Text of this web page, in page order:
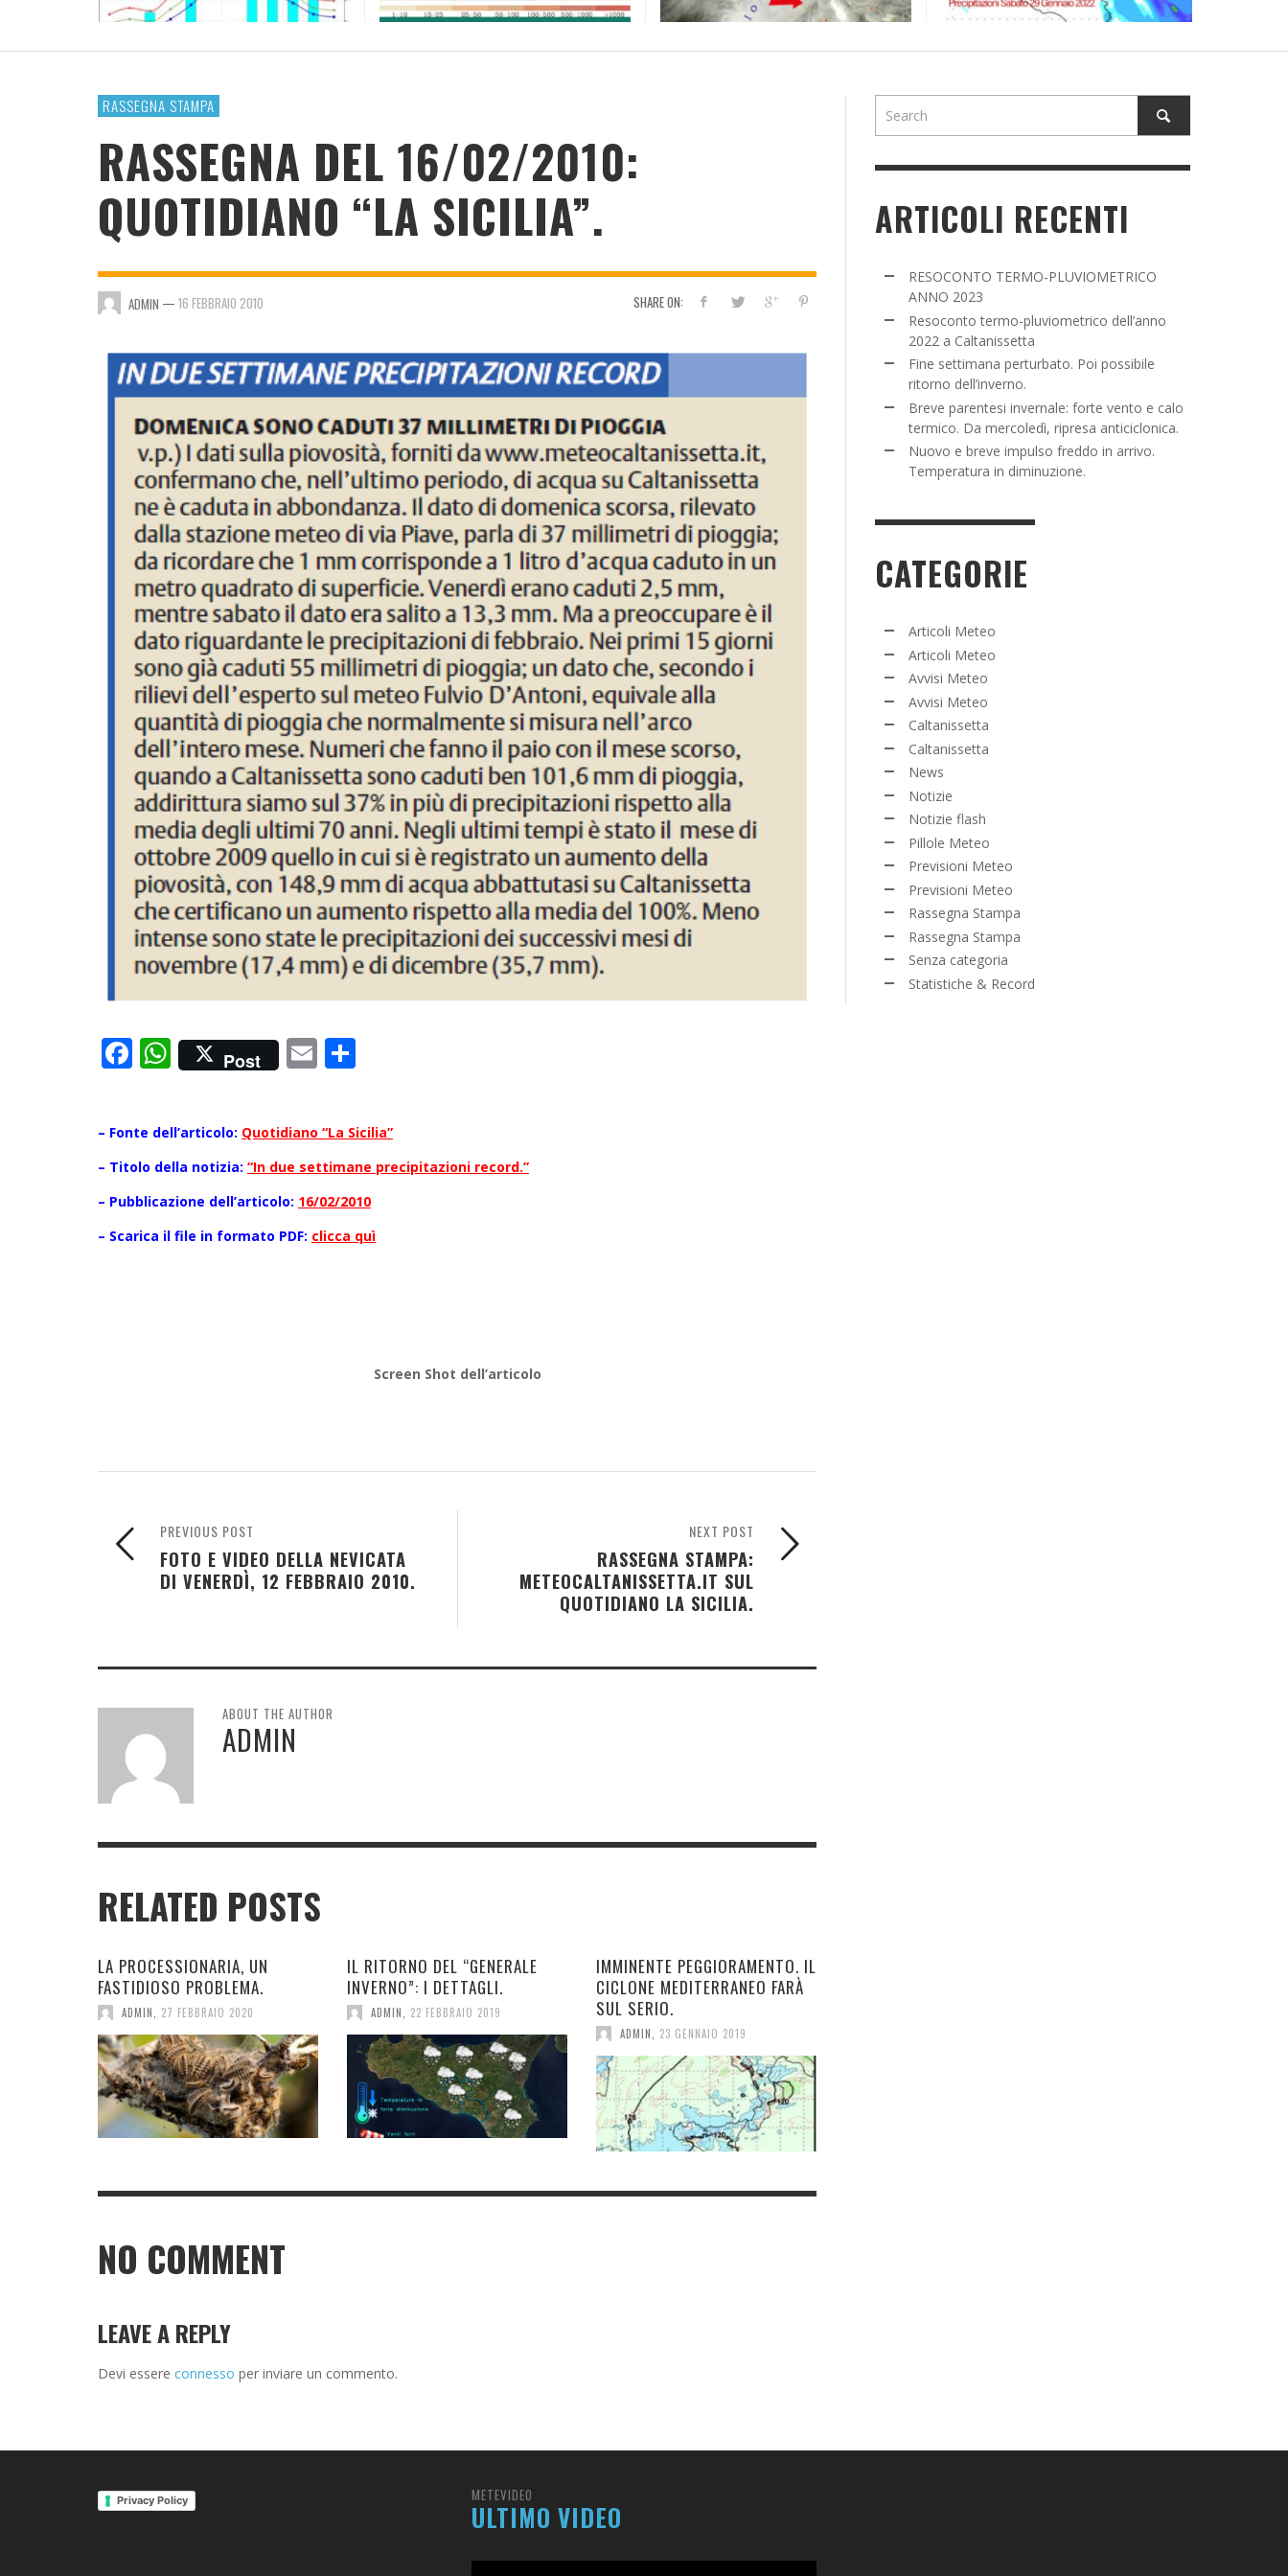
2023
DELL’ANNO 2022 A CALTANISSETTA
RITORNO DELL’INVERNO.
RASSEGNA STAMPA
RASSEGNA DEL 16/02/2010:
QUOTIDIANO “LA SICILIA”.
SHARE ON:
ADMIN — 16 FEBBRAIO 2010
Facebook
WhatsApp
Post Email
– Fonte dell’articolo: Quotidiano “La Sicilia”
– Titolo della notizia: “In due settimane precipitazioni record.”
– Pubblicazione dell’articolo: 16/02/2010
– Scarica il file in formato PDF: clicca quì
Screen Shot dell’articolo
NEXT POST
RASSEGNA STAMPA:
METEOCALTANISSETTA.IT SUL
QUOTIDIANO LA SICILIA.
PREVIOUS POST
FOTO E VIDEO DELLA NEVICATA
DI VENERDÌ, 12 FEBBRAIO 2010.
ABOUT THE AUTHOR
ADMIN
RELATED POSTS
LA PROCESSIONARIA, UN
FASTIDIOSO PROBLEMA.
ADMIN 27 FEBBRAIO 2020
IL RITORNO DEL “GENERALE
INVERNO”: I DETTAGLI.
ADMIN 22 FEBBRAIO 2019
IMMINENTE PEGGIORAMENTO. IL
CICLONE MEDITERRANEO FARÀ
SUL SERIO.
ADMIN 23 GENNAIO 2019
NO COMMENT
LEAVE A REPLY
Devi essere connesso per inviare un commento.
ARTICOLI RECENTI
RESOCONTO TERMO-PLUVIOMETRICO
ANNO 2023
Resoconto termo-pluviometrico dell’anno
2022 a Caltanissetta
Fine settimana perturbato. Poi possibile
ritorno dell’inverno.
Breve parentesi invernale: forte vento e calo
termico. Da mercoledì, ripresa anticiclonica.
Nuovo e breve impulso freddo in arrivo.
Temperatura in diminuzione.
CATEGORIE
Articoli Meteo
Articoli Meteo
Avvisi Meteo
Avvisi Meteo
Caltanissetta
Caltanissetta
News
Notizie
Notizie flash
Pillole Meteo
Previsioni Meteo
Previsioni Meteo
Rassegna Stampa
Rassegna Stampa
Senza categoria
Statistiche & Record
Privacy Policy METEVIDEO
ULTIMO VIDEO